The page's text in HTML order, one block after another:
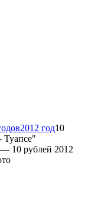
2012 год10
Туапсе"